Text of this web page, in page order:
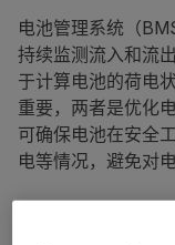
电池管理系统（
持续监测流入和流
于计算电池的荷电
重要，两者是优化
可确保电池在安全
电等情况，避免对